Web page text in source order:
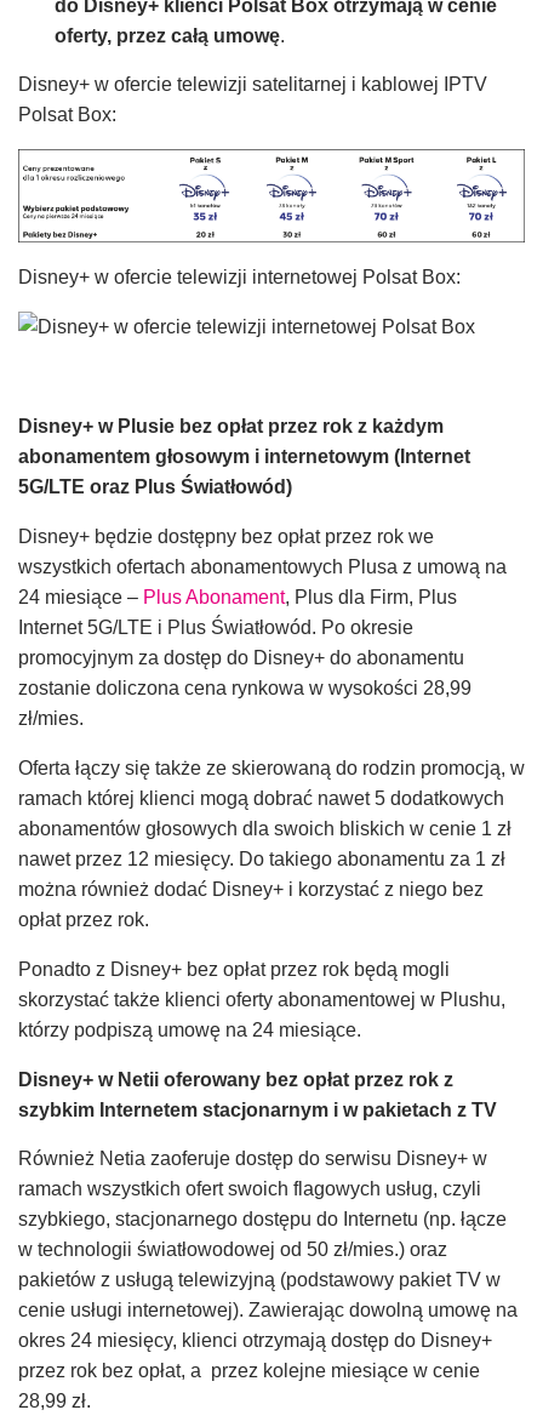
do Disney+ klienci Polsat Box otrzymają w cenie
oferty, przez całą umowę.
Disney+ w ofercie telewizji satelitarnej i kablowej IPTV
Polsat Box:
Disney+ w ofercie telewizji internetowej Polsat Box:
Disney+ w Plusie bez opłat przez rok z każdym
abonamentem głosowym i internetowym (Internet
5G/LTE oraz Plus Światłowód)
Disney+ będzie dostępny bez opłat przez rok we
wszystkich ofertach abonamentowych Plusa z umową na
24 miesiące – Plus Abonament, Plus dla Firm, Plus
Internet 5G/LTE i Plus Światłowód. Po okresie
promocyjnym za dostęp do Disney+ do abonamentu
zostanie doliczona cena rynkowa w wysokości 28,99
zł/mies.
Oferta łączy się także ze skierowaną do rodzin promocją, w
ramach której klienci mogą dobrać nawet 5 dodatkowych
abonamentów głosowych dla swoich bliskich w cenie 1 zł
nawet przez 12 miesięcy. Do takiego abonamentu za 1 zł
można również dodać Disney+ i korzystać z niego bez
opłat przez rok.
Ponadto z Disney+ bez opłat przez rok będą mogli
skorzystać także klienci oferty abonamentowej w Plushu,
którzy podpiszą umowę na 24 miesiące.
Disney+ w Netii oferowany bez opłat przez rok z
szybkim Internetem stacjonarnym i w pakietach z TV
Również Netia zaoferuje dostęp do serwisu Disney+ w
ramach wszystkich ofert swoich flagowych usług, czyli
szybkiego, stacjonarnego dostępu do Internetu (np. łącze
w technologii światłowodowej od 50 zł/mies.) oraz
pakietów z usługą telewizyjną (podstawowy pakiet TV w
cenie usługi internetowej). Zawierając dowolną umowę na
okres 24 miesięcy, klienci otrzymają dostęp do Disney+
przez rok bez opłat, a przez kolejne miesiące w cenie
28,99 zł.